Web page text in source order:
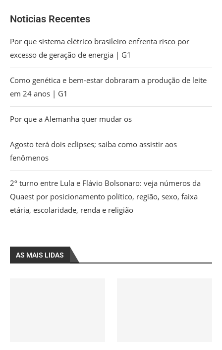
Noticias Recentes
Por que sistema elétrico brasileiro enfrenta risco por
excesso de geração de energia | G1
Como genética e bem-estar dobraram a produção de leite
em 24 anos | G1
Por que a Alemanha quer mudar os
Agosto terá dois eclipses; saiba como assistir aos
fenômenos
2º turno entre Lula e Flávio Bolsonaro: veja números da
Quaest por posicionamento político, região, sexo, faixa
etária, escolaridade, renda e religião
AS MAIS LIDAS